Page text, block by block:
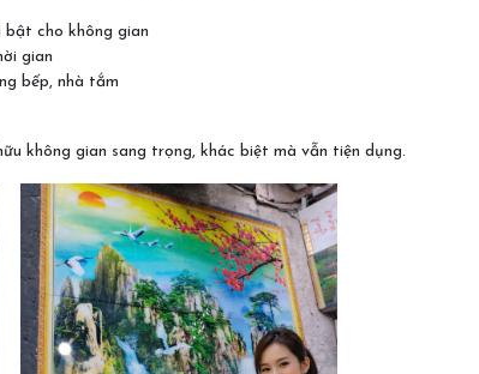
bật cho không gian
gian
bếp, nhà tắm
không gian sang trọng, khác biệt mà vẫn tiện dụng.